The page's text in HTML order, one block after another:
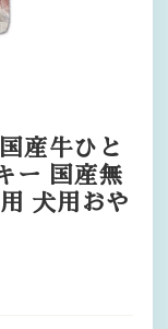
産牛ひと
ー 国産無
犬用おや